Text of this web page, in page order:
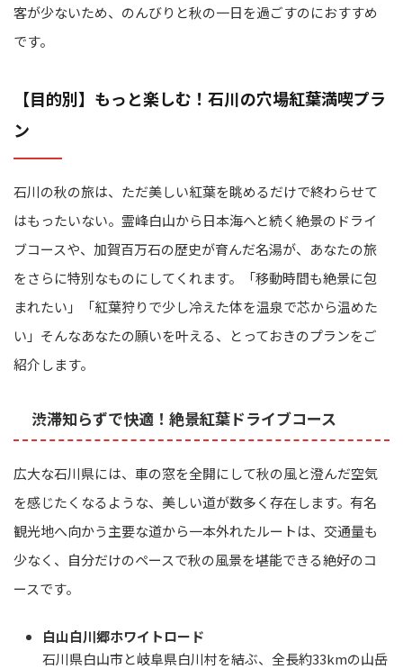
客が少ないため、のんびりと秋の一日を過ごすのにおすすめ
です。
【目的別】もっと楽しむ！石川の穴場紅葉満喫プラ
ン
石川の秋の旅は、ただ美しい紅葉を眺めるだけで終わらせて
はもったいない。霊峰白山から日本海へと続く絶景のドライ
ブコースや、加賀百万石の歴史が育んだ名湯が、あなたの旅
をさらに特別なものにしてくれます。「移動時間も絶景に包
まれたい」「紅葉狩りで少し冷えた体を温泉で芯から温めた
い」そんなあなたの願いを叶える、とっておきのプランをご
紹介します。
渋滞知らずで快適！絶景紅葉ドライブコース
広大な石川県には、車の窓を全開にして秋の風と澄んだ空気
を感じたくなるような、美しい道が数多く存在します。有名
観光地へ向かう主要な道から一本外れたルートは、交通量も
少なく、自分だけのペースで秋の風景を堪能できる絶好のコ
ースです。
白山白川郷ホワイトロード
石川県白山市と岐阜県白川村を結ぶ、全長約33kmの山岳